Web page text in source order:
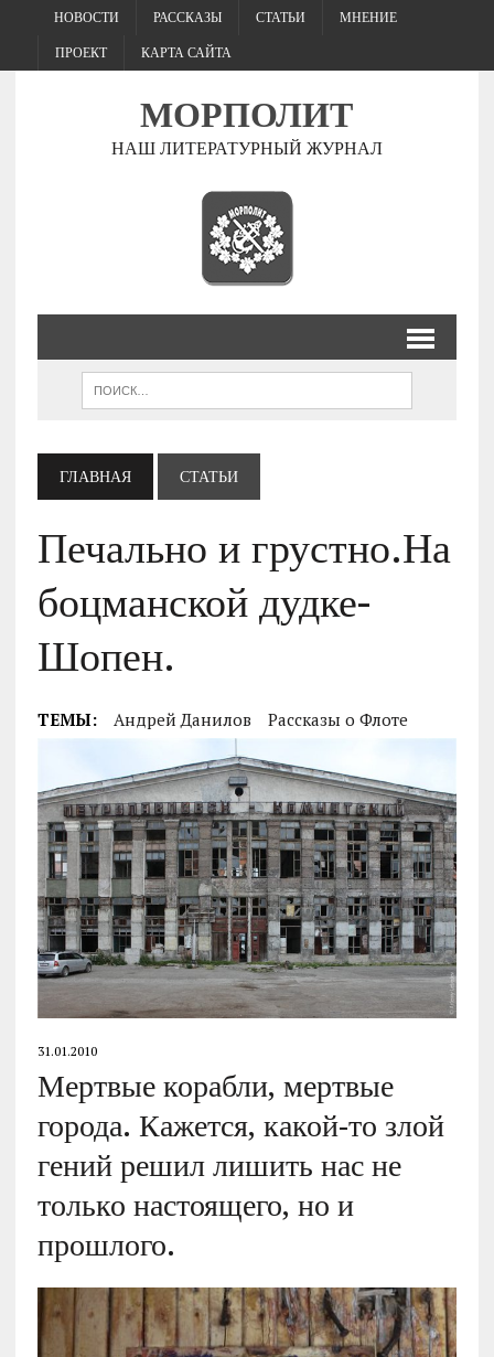
НОВОСТИ РАССКАЗЫ СТАТЬИ МНЕНИЕ
ПРОЕКТ КАРТА САЙТА
МОРПОЛИТ
НАШ ЛИТЕРАТУРНЫЙ ЖУРНАЛ
ГЛАВНАЯ СТАТЬИ
Печально и грустно.На
боцманской дудке-
Шопен.
ТЕМЫ: Андрей Данилов Рассказы о Флоте
31.01.2010
Мертвые корабли, мертвые
города. Кажется, какой-то злой
гений решил лишить нас не
только настоящего, но и
прошлого.